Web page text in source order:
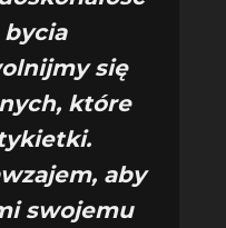
się
które
aby
swojemu